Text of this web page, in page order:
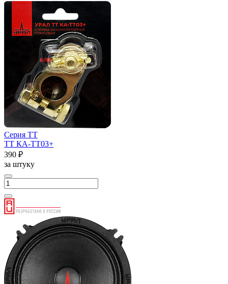
Серия ТТ
ТТ КА-ТТ03+
390 ₽
за штуку